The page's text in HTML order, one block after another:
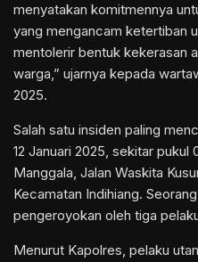
menyatakan komitmennya
yang mengancam ketertiban
mentolerir bentuk kekerasan
warga,” ujarnya kepada
2025.
Salah satu insiden paling
12 Januari 2025, sekitar
Manggala, Jalan Waskita
Kecamatan Indihiang.
pengeroyokan oleh tiga
Menurut Kapolres, pelaku